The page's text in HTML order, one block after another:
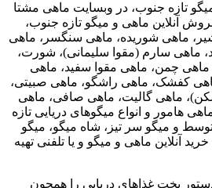
تازه جنوب، در وبسایت ماهی مشتا
آنلاین ماهی و میگو تازه جنوب،
ماهی شوریده، ماهی سنگسر، ماهی
ماهی سارم (مقوا سلیمانی)، شورت،
چمن، ماهی مقوا سفید، ماهی
کفشک، ماهی راشگو، ماهی صبیتی،
ماهی گالیت، ماهی صافی، ماهی
هامور و انواع میگوهای دریایی تازه
و میگو سر تیز، شاه میگو، میگو
آنلاین ماهی و میگو و یا تلفنی تهیه
پخت غذاهای دریایی را همچون